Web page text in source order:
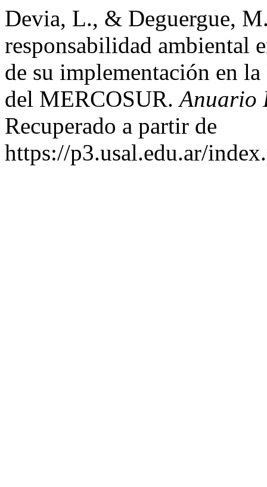
Devia, L., & Deguergue,
responsabilidad ambiental
de su implementación en
del MERCOSUR.Anuario
Recuperado a partir de
https://p3.usal.edu.ar/